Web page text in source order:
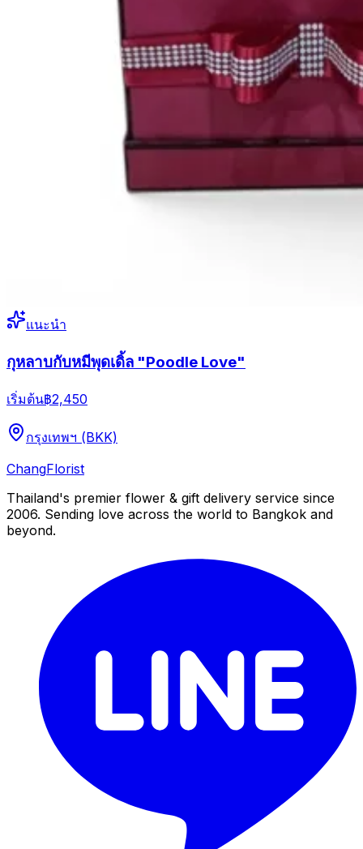
แนะนำ
กุหลาบกับหมีพุดเดิ้ล "Poodle Love"
เริ่มต้น฿2,450
กรุงเทพฯ (BKK)
ChangFlorist
Thailand's premier flower & gift delivery service since
2006. Sending love across the world to Bangkok and
beyond.